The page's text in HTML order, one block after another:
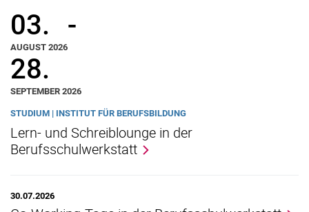
03.
AUGUST 2026
-
28.
SEPTEMBER 2026
STUDIUM | INSTITUT FÜR BERUFSBILDUNG
Lern- und Schreiblounge in der
Berufsschulwerkstatt
30.07.2026